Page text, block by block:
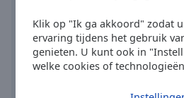
Klik op "Ik ga akkoord" zodat
ervaring tijdens het gebruik
genieten. U kunt ook in
welke cookies of
Family